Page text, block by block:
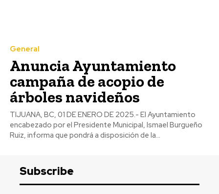
General
Anuncia Ayuntamiento
campaña de acopio de
árboles navideños
TIJUANA, BC, 01 DE ENERO DE 2025.- El Ayuntamiento
encabezado por el Presidente Municipal, Ismael Burgueño
Ruiz, informa que pondrá a disposición de la...
Subscribe